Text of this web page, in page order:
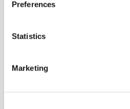
Preferences
Statistics
Marketing